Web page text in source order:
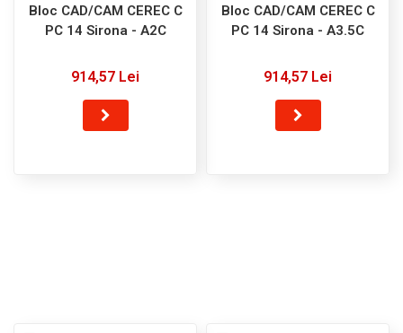
Bloc CAD/CAM CEREC C
PC 14 Sirona - A2C
914,57 Lei
Bloc CAD/CAM CEREC C
PC 14 Sirona - A3.5C
914,57 Lei